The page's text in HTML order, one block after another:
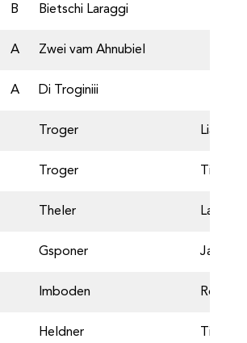
B Bietschi Laraggi
A Zwei vam Ahnubiel
A Di Troginiii
Troger Lias
Troger Tim
Theler Larissa
Gsponer Jan
Imboden Robin
Heldner Tim